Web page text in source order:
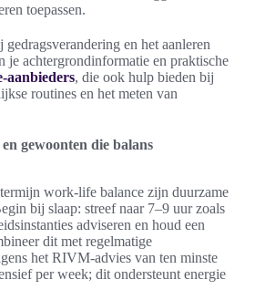
toepassen.
en het aanleren
je achtergrondinformatie en praktische
aanbieders, die ook hulp bieden bij
routines en het meten van
gewoonten die balans
work-life balance zijn duurzame
bij slaap: streef naar 7–9 uur zoals
adviseren en houd een
dit met regelmatige
het RIVM‑advies van ten minste
per week; dit ondersteunt energie